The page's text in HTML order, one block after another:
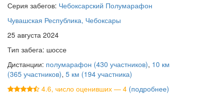
Серия забегов: Чебоксарский Полумарафон
Чувашская Республика, Чебоксары
25 августа 2024
Тип забега: шоссе
Дистанции: полумарафон (430 участников), 10 км
(365 участников), 5 км (194 участника)
4.6, число оценивших — 4 (подробнее)